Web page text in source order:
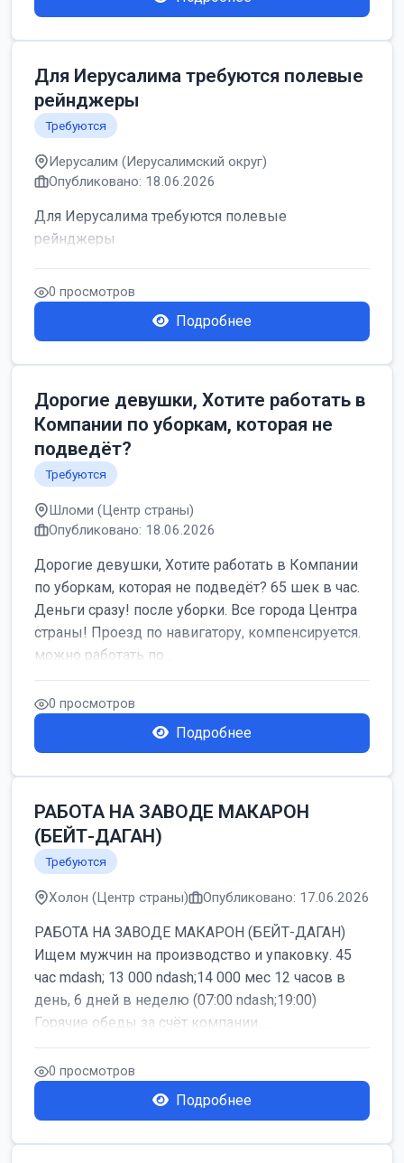
Для Иерусалима требуются полевые
рейнджеры
Требуются
Иерусалим (Иерусалимский округ)
Опубликовано: 18.06.2026
Для Иерусалима требуются полевые
рейнджеры
0 просмотров
Подробнее
Дорогие девушки, Хотите работать в
Компании по уборкам, которая не
подведёт?
Требуются
Шломи (Центр страны)
Опубликовано: 18.06.2026
Дорогие девушки, Хотите работать в Компании
по уборкам, которая не подведёт? 65 шек в час.
Деньги сразу! после уборки. Все города Центра
страны! Проезд по навигатору, компенсируется.
можно работать по...
0 просмотров
Подробнее
РАБОТА НА ЗАВОДЕ МАКАРОН
(БЕЙТ-ДАГАН)
Требуются
Холон (Центр страны) Опубликовано: 17.06.2026
РАБОТА НА ЗАВОДЕ МАКАРОН (БЕЙТ-ДАГАН)
Ищем мужчин на производство и упаковку. 45
час mdash; 13 000 ndash;14 000 мес 12 часов в
день, 6 дней в неделю (07:00 ndash;19:00)
Горячие обеды за счёт компании ...
0 просмотров
Подробнее